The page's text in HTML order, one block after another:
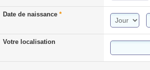
Date de naissance *
Votre localisation